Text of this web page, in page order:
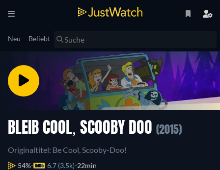
Neu Beliebt
BLEIB COOL, SCOOBY DOO (2015)
Originaltitel: Be Cool, Scooby-Doo!
54% 6.7 (3.5k) 22min